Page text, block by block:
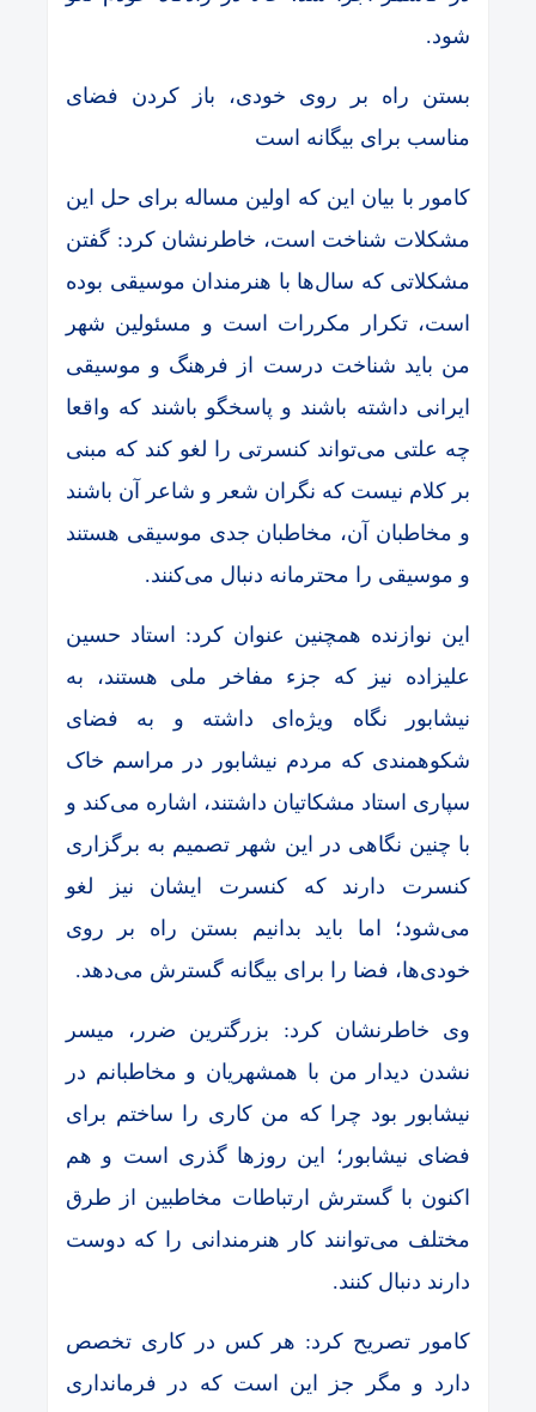
شود.
بستن راه بر روی خودی، باز کردن فضای
مناسب برای بیگانه است
کامور با بیان این که اولین مساله برای حل این
مشکلات شناخت است، خاطرنشان کرد: گفتن
مشکلاتی که سال‌ها با هنرمندان موسیقی بوده
است، تکرار مکررات است و مسئولین شهر
من باید شناخت درست از فرهنگ و موسیقی
ایرانی داشته باشند و پاسخگو باشند که واقعا
چه علتی می‌تواند کنسرتی را لغو کند که مبنی
بر کلام نیست که نگران شعر و شاعر آن باشند
و مخاطبان آن، مخاطبان جدی موسیقی هستند
و موسیقی را محترمانه دنبال می‌کنند.
این نوازنده همچنین عنوان کرد: استاد حسین
علیزاده نیز که جزء مفاخر ملی هستند، به
نیشابور نگاه ویژه‌ای داشته و به فضای
شکوهمندی که مردم نیشابور در مراسم خاک
سپاری استاد مشکاتیان داشتند، اشاره می‌کند و
با چنین نگاهی در این شهر تصمیم به برگزاری
کنسرت دارند که کنسرت ایشان نیز لغو
می‌شود؛ اما باید بدانیم بستن راه بر روی
خودی‌ها، فضا را برای بیگانه گسترش می‌دهد.
وی خاطرنشان کرد: بزرگترین ضرر، میسر
نشدن دیدار من با همشهریان و مخاطبانم در
نیشابور بود چرا که من کاری را ساختم برای
فضای نیشابور؛ این روزها گذری است و هم
اکنون با گسترش ارتباطات مخاطبین از طرق
مختلف می‌توانند کار هنرمندانی را که دوست
دارند دنبال کنند.
کامور تصریح کرد: هر کس در کاری تخصص
دارد و مگر جز این است که در فرمانداری